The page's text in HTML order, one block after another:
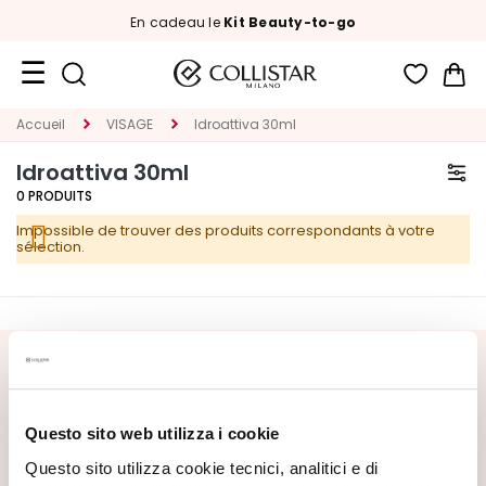
Questo sito web utilizza i cookie
Questo sito utilizza cookie tecnici, analitici e di
En cadeau le Kit Beauty-to-go
Format
Nouveautés
VISAGE
G
R
Accueil VISAGE Idroattiva 30ml
Idroattiva 30ml
0 PRODUITS
Impossible de trouver des produits correspondants à votre
sélection.
attendent ! Recevez aussi votre offre de bienvenue :
de réduction
sur votre première commande.